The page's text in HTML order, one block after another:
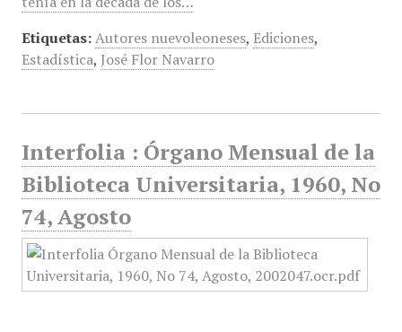
Etiquetas: Autores nuevoleoneses, Ediciones,
Estadística, José Flor Navarro
Interfolia : Órgano Mensual de la
Biblioteca Universitaria, 1960, No
74, Agosto